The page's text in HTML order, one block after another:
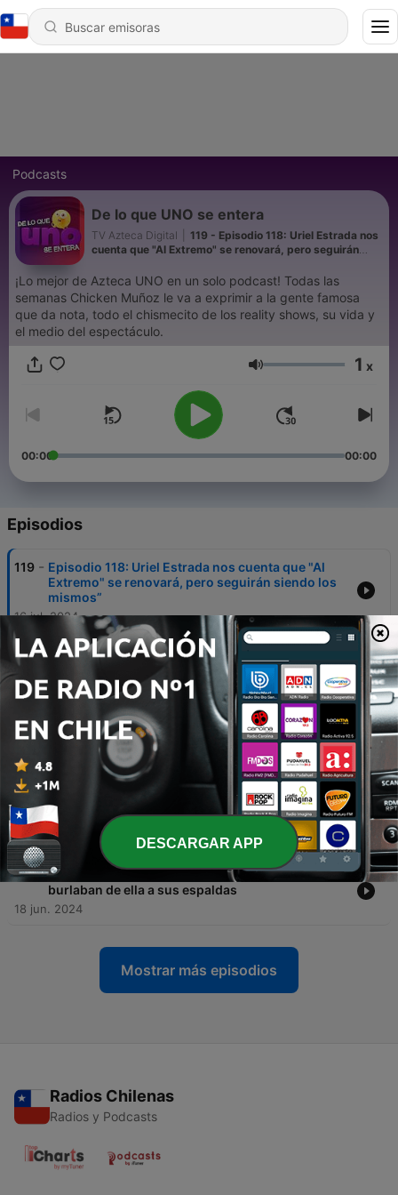
Podcasts
De lo que UNO se entera
TV Azteca Digital
119 - Episodio 118: Uriel Estrada nos
cuenta que "Al Extremo" se renovará, pero seguirán
¡Lo mejor de Azteca UNO en un solo podcast! Todas las
semanas Chicken Muñoz le va a exprimir a la gente famosa
que da nota, todo el chismecito de los reality shows, su vida y
el medio del espectáculo.
Volumen 1 x
00:00 00:00
Episodios
119 - Episodio 118: Uriel Estrada nos cuenta que "Al
Extremo" se renovará, pero seguirán siendo los
mismos”
16 jul. 2024
118 -
Episodio 117: "Antonio Betancourt quiere ser el
enviado del público y mostrarles todo de La
Academia
09 jul. 2024
117 - Episodio 116: Ernesto Cázares es eliminado por
segunda vez de un reality por Jawy
02 jul. 2024
116 - Episodio 115: Ivet y Rodrigo son los primeros
desterrados de "La Isla"
26 jun. 2024
115 - Episodio 114: Laura Bozzo asegura que se
burlaban de ella a sus espaldas
18 jun. 2024
Mostrar más episodios
Radios Chilenas
Radios y Podcasts
DESCARGAR APP